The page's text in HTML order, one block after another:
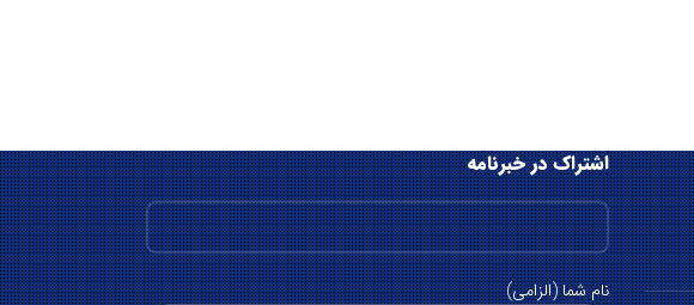
اشتراک در خبرنامه
نام شما (الزامی)